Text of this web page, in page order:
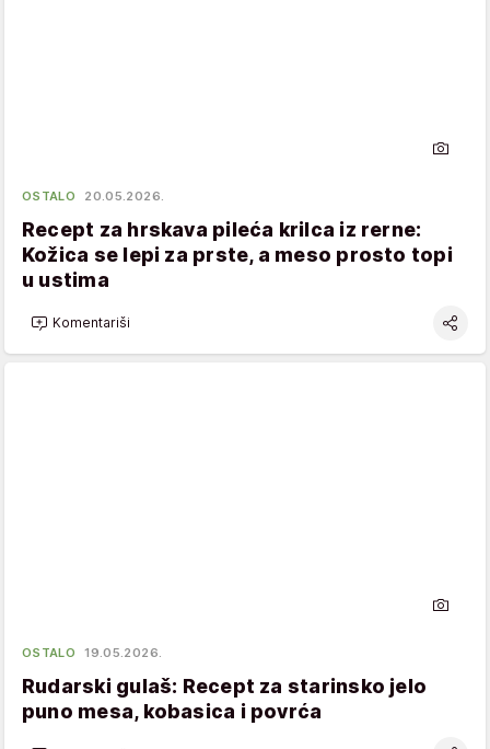
OSTALO 20.05.2026.
Recept za hrskava pileća krilca iz rerne:
Kožica se lepi za prste, a meso prosto topi
u ustima
Komentariši
OSTALO 19.05.2026.
Rudarski gulaš: Recept za starinsko jelo
puno mesa, kobasica i povrća